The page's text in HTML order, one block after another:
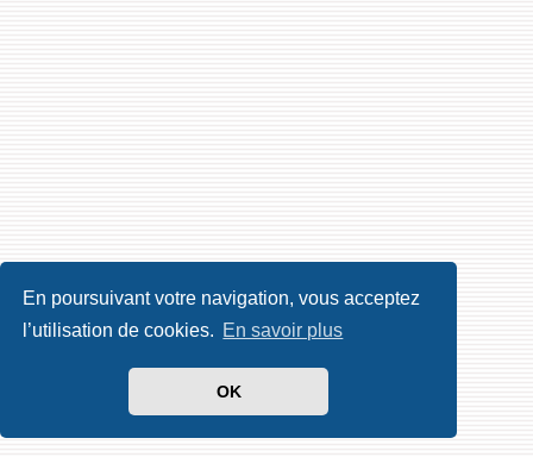
En poursuivant votre navigation, vous acceptez
l’utilisation de cookies. En savoir plus
OK